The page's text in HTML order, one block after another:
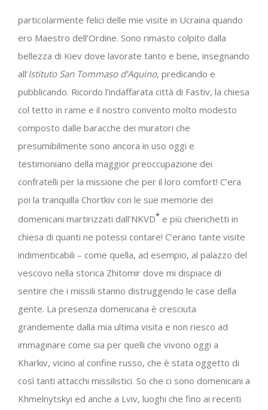
particolarmente felici delle mie visite in Ucraina quando
ero Maestro dell’Ordine. Sono rimasto colpito dalla
bellezza di Kiev dove lavorate tanto e bene, insegnando
all’Istituto San Tommaso d’Aquino, predicando e
pubblicando. Ricordo l’indaffarata città di Fastiv, la chiesa
col tetto in rame e il nostro convento molto modesto
composto dalle baracche dei muratori che
presumibilmente sono ancora in uso oggi e
testimoniano della maggior preoccupazione dei
confratelli per la missione che per il loro comfort! C’era
poi la tranquilla Chortkiv con le sue memorie dei
domenicani martirizzati dall’NKVD* e più chierichetti in
chiesa di quanti ne potessi contare! C’erano tante visite
indimenticabili – come quella, ad esempio, al palazzo del
vescovo nella storica Zhitomir dove mi dispiace di
sentire che i missili stanno distruggendo le case della
gente. La presenza domenicana è cresciuta
grandemente dalla mia ultima visita e non riesco ad
immaginare come sia per quelli che vivono oggi a
Kharkiv, vicino al confine russo, che è stata oggetto di
così tanti attacchi missilistici. So che ci sono domenicani a
Khmelnytskyi ed anche a Lviv, luoghi che fino ai recenti